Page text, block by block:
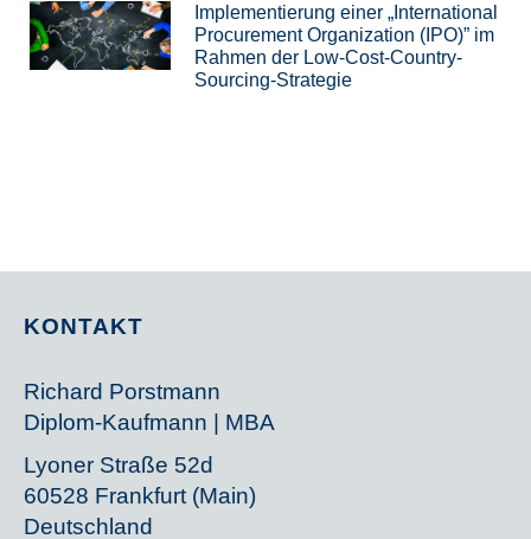
Implementierung einer „International
Procurement Organization (IPO)” im
Rahmen der Low-Cost-Country-
Sourcing-Strategie
KONTAKT
Richard Porstmann
Diplom-Kaufmann | MBA
Lyoner Straße 52d
60528 Frankfurt (Main)
Deutschland